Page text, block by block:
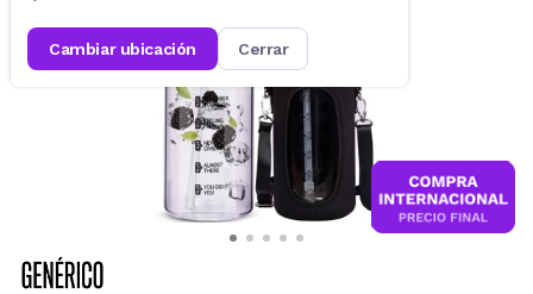
cambiar ubicación cerrar